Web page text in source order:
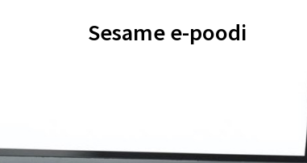
Sesame e-poodi